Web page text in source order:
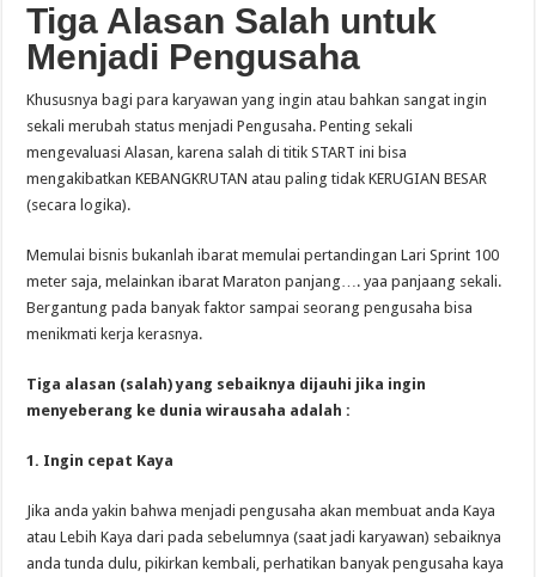
Tiga Alasan Salah untuk
Menjadi Pengusaha
Khususnya bagi para karyawan yang ingin atau bahkan sangat ingin
sekali merubah status menjadi Pengusaha. Penting sekali
mengevaluasi Alasan, karena salah di titik START ini bisa
mengakibatkan KEBANGKRUTAN atau paling tidak KERUGIAN BESAR
(secara logika).
Memulai bisnis bukanlah ibarat memulai pertandingan Lari Sprint 100
meter saja, melainkan ibarat Maraton panjang…. yaa panjaang sekali.
Bergantung pada banyak faktor sampai seorang pengusaha bisa
menikmati kerja kerasnya.
Tiga alasan (salah) yang sebaiknya dijauhi jika ingin
menyeberang ke dunia wirausaha adalah :
1. Ingin cepat Kaya
Jika anda yakin bahwa menjadi pengusaha akan membuat anda Kaya
atau Lebih Kaya dari pada sebelumnya (saat jadi karyawan) sebaiknya
anda tunda dulu, pikirkan kembali, perhatikan banyak pengusaha kaya